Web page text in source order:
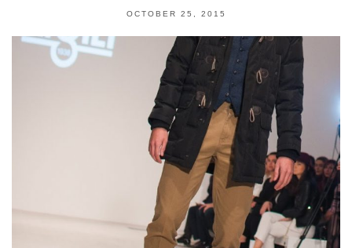
OCTOBER 25, 2015